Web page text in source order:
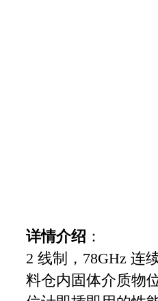
详情介绍 ：
2 线制，78GHz 连
料仓内固体介质物